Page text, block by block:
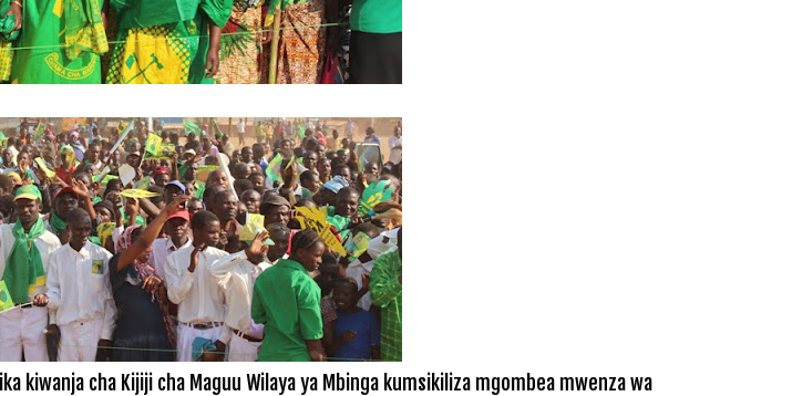
kiwanja cha Kijiji cha Maguu Wilaya ya Mbinga kumsikiliza mgombea mwenza wa